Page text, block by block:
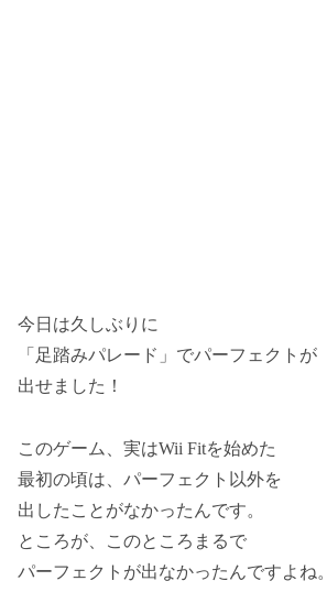
今日は久しぶりに
「足踏みパレード」でパーフェクトが
出せました！
このゲーム、実はWii Fitを始めた
最初の頃は、パーフェクト以外を
出したことがなかったんです。
ところが、このところまるで
パーフェクトが出なかったんですよね。